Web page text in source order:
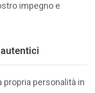
impegno e
personalità in